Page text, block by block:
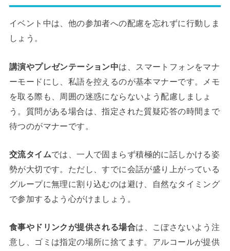
イベント中は、他の参加者への配慮を忘れずに行動しま
しょう。
講演やプレゼンテーション中は、スマートフォンをマナ
ーモードにし、私語を控えるのが基本マナーです。メモ
を取る際も、周囲の迷惑にならないよう配慮しましょ
う。質問がある場合は、指定された質疑応答の時間まで
待つのがマナーです。
交流タイムでは、一人で固まらず積極的に話しかける姿
勢が大切です。ただし、すでに会話が盛り上がっている
グループに無理に割り込むのは避け、自然なタイミング
で参加するよう心がけましょう。
食事やドリンクが提供される場合は、こぼさないよう注
意し、ゴミは指定の場所に捨てます。アルコールが提供